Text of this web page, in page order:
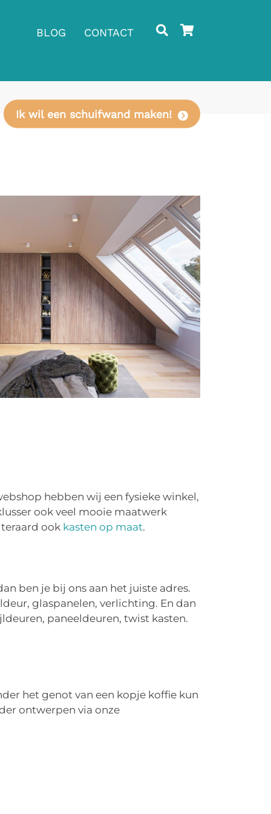
BLOG CONTACT
Ik wil een schuifwand maken!
hebben wij een fysieke winkel,
ook veel mooie maatwerk
ook kasten op maat.
ben je bij ons aan het juiste adres.
glaspanelen, verlichting. En dan
paneeldeuren, twist kasten.
het genot van een kopje koffie kun
ontwerpen via onze